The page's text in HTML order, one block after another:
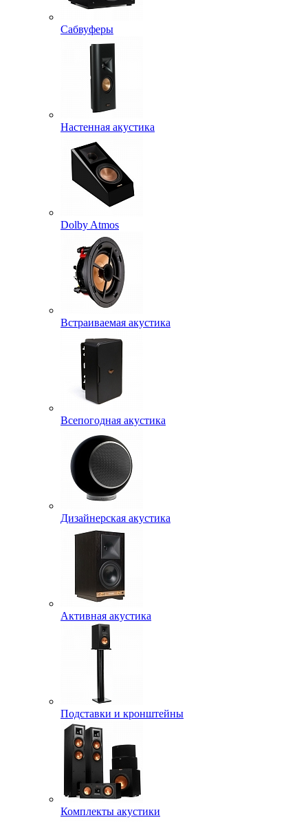
Сабвуферы
Настенная акустика
Dolby Atmos
Встраиваемая акустика
Всепогодная акустика
Дизайнерская акустика
Активная акустика
Подставки и кронштейны
Комплекты акустики